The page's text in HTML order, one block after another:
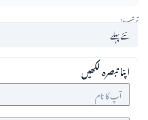
ترتیب:
اپنا تبصرہ لکھیں